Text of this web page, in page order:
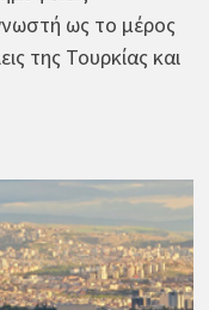
ως το μέρος
της Τουρκίας και